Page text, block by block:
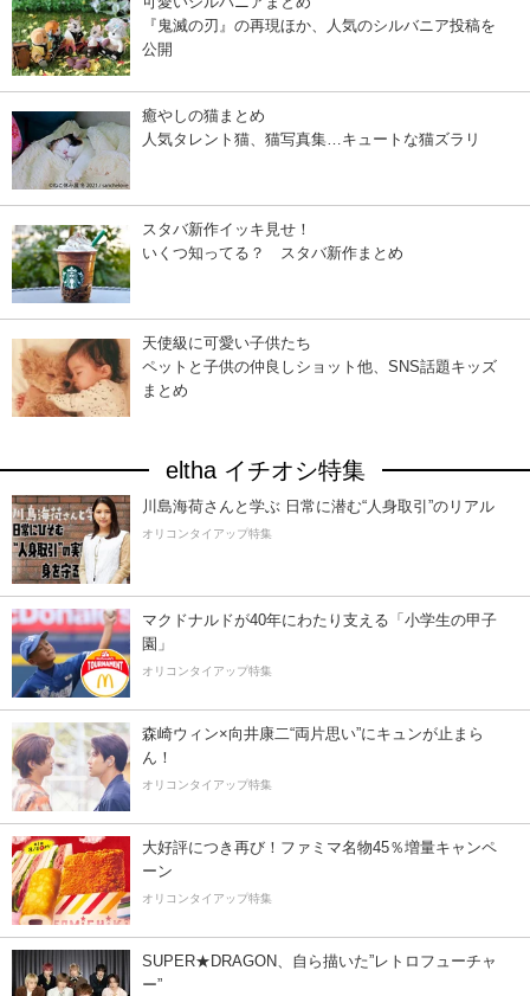
『鬼滅の刃』の再現ほか、人気のシルバニア投稿を
公開
癒やしの猫まとめ
人気タレント猫、猫写真集…キュートな猫ズラリ
スタバ新作イッキ見せ！
いくつ知ってる？ スタバ新作まとめ
天使級に可愛い子供たち
ペットと子供の仲良しショット他、SNS話題キッズ
まとめ
eltha イチオシ特集
川島海荷さんと学ぶ 日常に潜む“人身取引”のリアル
オリコンタイアップ特集
マクドナルドが40年にわたり支える「小学生の甲子
園」
オリコンタイアップ特集
森崎ウィン×向井康二“両片思い”にキュンが止まら
ん！
オリコンタイアップ特集
大好評につき再び！ファミマ名物45％増量キャンペ
ーン
オリコンタイアップ特集
SUPER★DRAGON、自ら描いた”レトロフューチャ
ー”